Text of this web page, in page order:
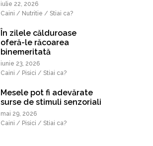
iulie 22, 2026
Caini / Nutritie / Stiai ca?
În zilele călduroase
oferă-le răcoarea
binemeritată
iunie 23, 2026
Caini / Pisici / Stiai ca?
Mesele pot fi adevărate
surse de stimuli senzoriali
mai 29, 2026
Caini / Pisici / Stiai ca?